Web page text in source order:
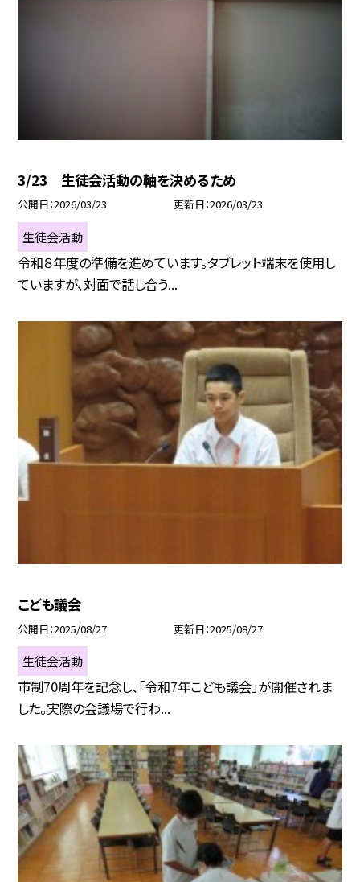
3/23 生徒会活動の軸を決めるため
公開日 2026/03/23 更新日 2026/03/23
生徒会活動
令和８年度の準備を進めています。タブレット端末を使用し
ていますが、対面で話し合う...
こども議会
公開日 2025/08/27 更新日 2025/08/27
生徒会活動
市制70周年を記念し、「令和7年こども議会」が開催されま
した。実際の会議場で行わ...